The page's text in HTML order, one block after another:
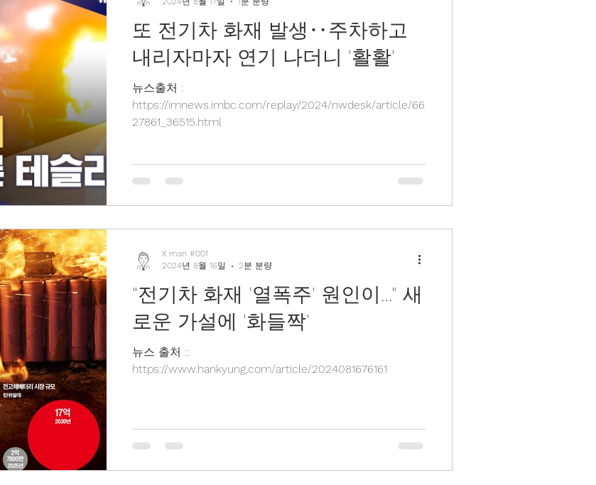
또 전기차 화재 발생‥주차하고
내리자마자 연기 나더니 '활활'
뉴스출처 :
https://imnews.imbc.com/replay/2024/nwdesk/article/66
27861_36515.html
"전기차 화재 '열폭주' 원인이…" 새
로운 가설에 '화들짝'
뉴스 출처 ::
https://www.hankyung.com/article/2024081676161
X man #001
2024년 8월 16일
2분 분량